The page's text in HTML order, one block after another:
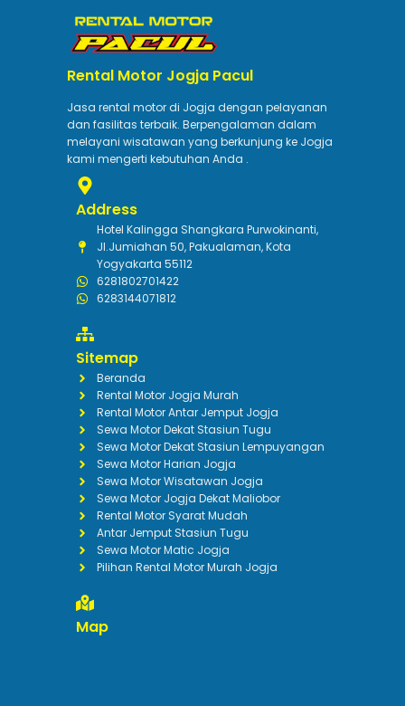
Rental Motor Jogja Pacul
Jasa rental motor di Jogja dengan pelayanan
dan fasilitas terbaik. Berpengalaman dalam
melayani wisatawan yang berkunjung ke Jogja
kami mengerti kebutuhan Anda .
Address
Hotel Kalingga Shangkara Purwokinanti,
Jl.Jumiahan 50, Pakualaman, Kota
Yogyakarta 55112
6281802701422
6283144071812
Sitemap
Beranda
Rental Motor Jogja Murah
Rental Motor Antar Jemput Jogja
Sewa Motor Dekat Stasiun Tugu
Sewa Motor Dekat Stasiun Lempuyangan
Sewa Motor Harian Jogja
Sewa Motor Wisatawan Jogja
Sewa Motor Jogja Dekat Maliobor
Rental Motor Syarat Mudah
Antar Jemput Stasiun Tugu
Sewa Motor Matic Jogja
Pilihan Rental Motor Murah Jogja
Map